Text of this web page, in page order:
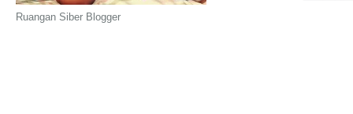
Ruangan Siber Blogger